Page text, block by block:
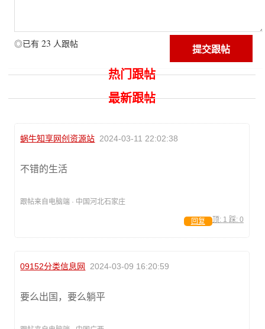
◎已有 23 人跟帖
热门跟帖
最新跟帖
蜗牛知享网创资源站 2024-03-11 22:02:38
不错的生活
跟帖来自电脑端 · 中国河北石家庄
顶: 1 踩: 0
回复
09152分类信息网 2024-03-09 16:20:59
要么出国，要么躺平